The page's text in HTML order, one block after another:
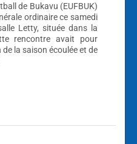
de Bukavu (EUFBUK)
ordinaire ce samedi
Letty, située dans la
rencontre avait pour
la saison écoulée et de